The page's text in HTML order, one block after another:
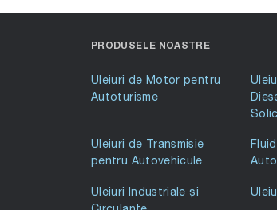
PRODUSELE NOASTRE
Uleiuri de Motor pentru
Autoturisme
Uleiuri de Transmisie
pentru Autovehicule
Uleiuri Industriale și